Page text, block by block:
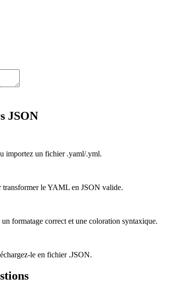
JSON
importez un fichier .yaml/.yml.
le YAML en JSON valide.
formatage correct et une coloration syntaxique.
le en fichier .JSON.